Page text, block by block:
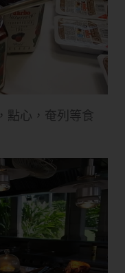
點心，奄列等食